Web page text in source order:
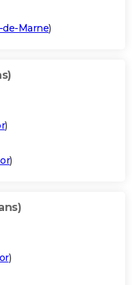
de-Marne)
)
)
)